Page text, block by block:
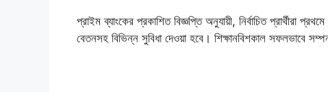
প্রাইম ব্যাংকের প্রকাশিত বিজ্ঞপ্তি অনুযায়ী, নির্বাচিত প্রার্থীরা
বেতনসহ বিভিন্ন সুবিধা দেওয়া হবে। শিক্ষানবিশকাল সফলভাবে